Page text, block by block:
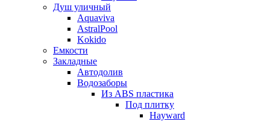
Душ уличный
Aquaviva
AstralPool
Kokido
Емкости
Закладные
Автодолив
Водозаборы
Из ABS пластика
Под плитку
Hayward